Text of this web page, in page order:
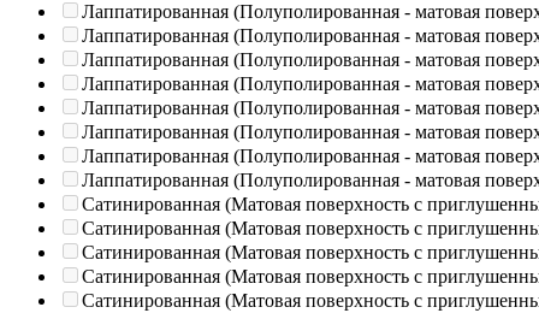
Лаппатированная (Полуполированная - матовая
Лаппатированная (Полуполированная - матовая
Лаппатированная (Полуполированная - матовая
Лаппатированная (Полуполированная - матовая
Лаппатированная (Полуполированная - матовая
Лаппатированная (Полуполированная - матовая
Лаппатированная (Полуполированная - матовая
Лаппатированная (Полуполированная - матовая
Сатинированная (Матовая поверхность с
Сатинированная (Матовая поверхность с
Сатинированная (Матовая поверхность с
Сатинированная (Матовая поверхность с
Сатинированная (Матовая поверхность с